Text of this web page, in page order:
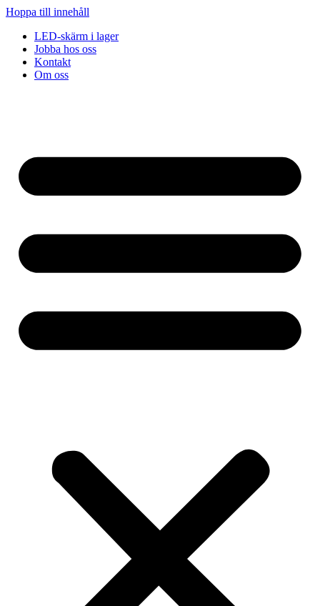
Hoppa till innehåll
LED-skärm i lager
Jobba hos oss
Kontakt
Om oss